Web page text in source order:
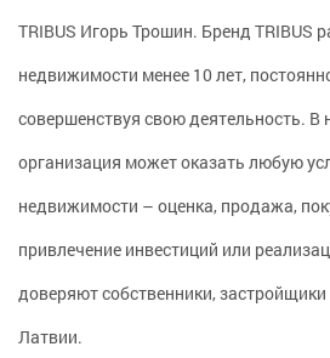
TRIBUS Игорь Трошин. Бренд TRIBUS
недвижимости менее 10 лет,
совершенствуя свою деятельность. В
организация может оказать любую
недвижимости – оценка, продажа,
привлечение инвестиций или
доверяют собственники, застройщики
Латвии.